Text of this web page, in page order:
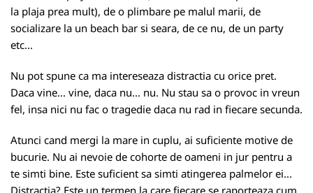
la plaja prea mult), de o plimbare pe malul marii, de
socializare la un beach bar si seara, de ce nu, de un party
etc...
Nu pot spune ca ma intereseaza distractia cu orice pret.
Daca vine... vine, daca nu... nu. Nu stau sa o provoc in vreun
fel, insa nici nu fac o tragedie daca nu rad in fiecare secunda.
Atunci cand mergi la mare in cuplu, ai suficiente motive de
bucurie. Nu ai nevoie de cohorte de oameni in jur pentru a
te simti bine. Este suficient sa simti atingerea palmelor ei...
Distractia? Este un termen la care fiecare se raporteaza cum